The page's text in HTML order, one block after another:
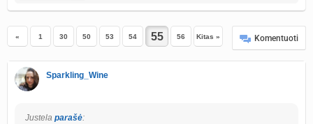
« 1 30 50 53 54 56 Kitas » Komentuoti
Sparkling_Wine
Justela parašė: